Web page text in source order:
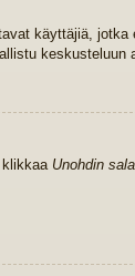
käyttäjiä, jotka
keskusteluun
klikkaa Unohdin